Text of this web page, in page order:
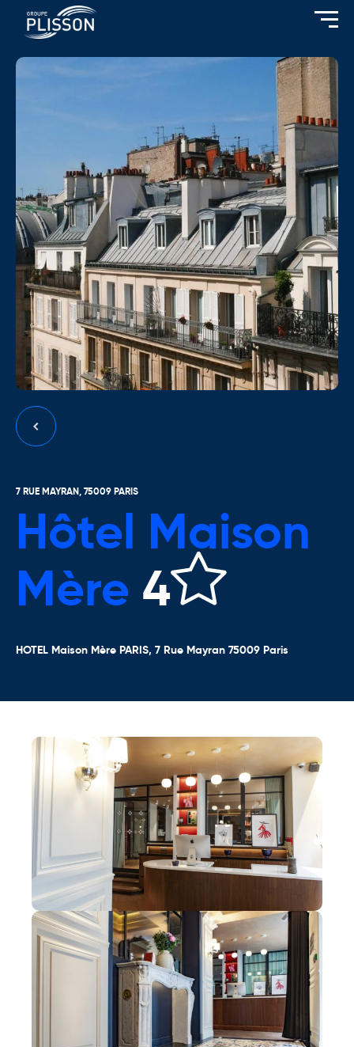
7 RUE MAYRAN, 75009 PARIS
Hôtel Maison
Mère 4
HOTEL Maison Mère PARIS, 7 Rue Mayran 75009 Paris
Cookies management panel